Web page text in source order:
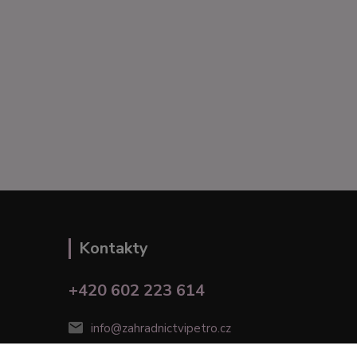
Kontakty
+420 602 223 614
info@zahradnictvipetro.cz